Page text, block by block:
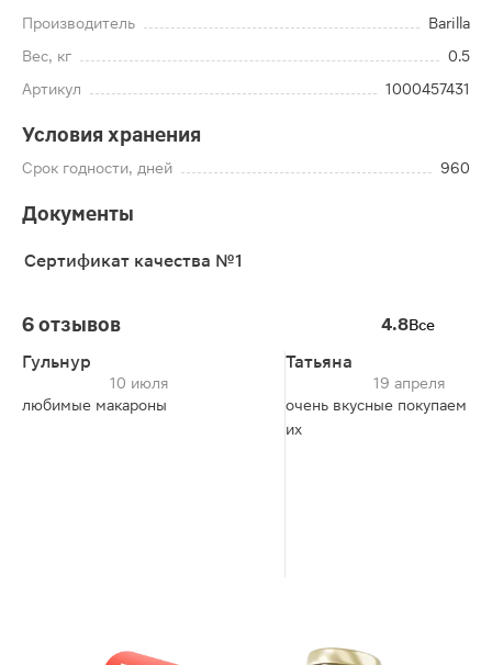
Производитель
Barilla
Вес, кг
0.5
Артикул
1000457431
Условия хранения
Срок годности, дней 960
Документы
Сертификат качества №1
6 отзывов 4.8Все
Гульнур
10 июля
любимые макароны
Татьяна
19 апреля
очень вкусные покупаем
их